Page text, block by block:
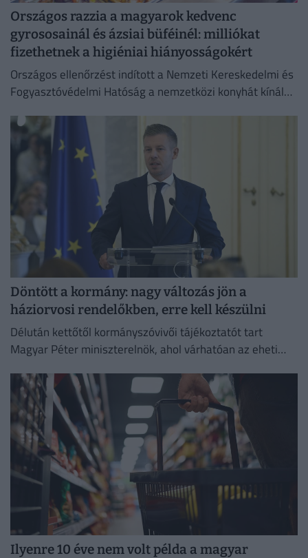
Országos razzia a magyarok kedvenc
gyrososainál és ázsiai büféinél: milliókat
fizethetnek a higiéniai hiányosságokért
Országos ellenőrzést indított a Nemzeti Kereskedelmi és
Fogyasztóvédelmi Hatóság a nemzetközi konyhát kínáló
Döntött a kormány: nagy változás jön a
háziorvosi rendelőkben, erre kell készülni
Délután kettőtől kormányszóvivői tájékoztatót tart
Magyar Péter miniszterelnök, ahol várhatóan az eheti
kerül a fókuszba.
Ilyenre 10 éve nem volt példa a magyar